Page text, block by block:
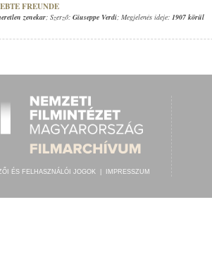
FREUNDE
zenekar; Szerző: Giuseppe Verdi; Megjelenés ideje: 1907 körül
ÉS FELHASZNÁLÓI JOGOK IMPRESSZUM